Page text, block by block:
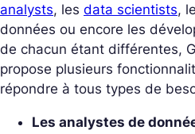
analysts, les data scientists,
données ou encore les
de chacun étant différentes,
propose plusieurs
répondre à tous types de
Les analystes de